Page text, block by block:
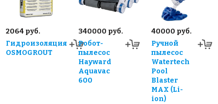
2064 руб.
Гидроизоляция
OSMOGROUT
340000 руб.
Робот-
пылесос
Hayward
Aquavac
600
40000 руб.
Ручной
пылесос
Watertech
Pool
Blaster
MAX (Li-
ion)